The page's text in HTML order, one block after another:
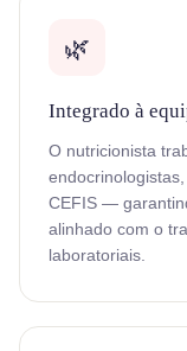
🌿
Integrado à
O nutricionista
CEFIS —
alinhado com o
laboratoriais.